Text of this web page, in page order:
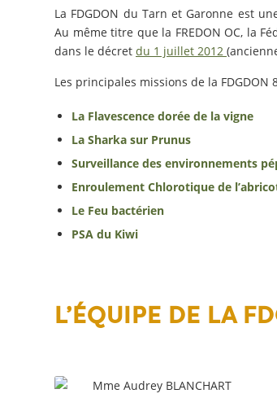
La FDGDON du Tarn et Garonne est
Au même titre que la FREDON OC, la
dans le décret du 1 juillet 2012
Les principales missions de la FDGDON
La Flavescence dorée de la vigne
La Sharka sur Prunus
Surveillance des environnements
Enroulement Chlorotique de
Le Feu bactérien
PSA du Kiwi
L’ÉQUIPE DE LA